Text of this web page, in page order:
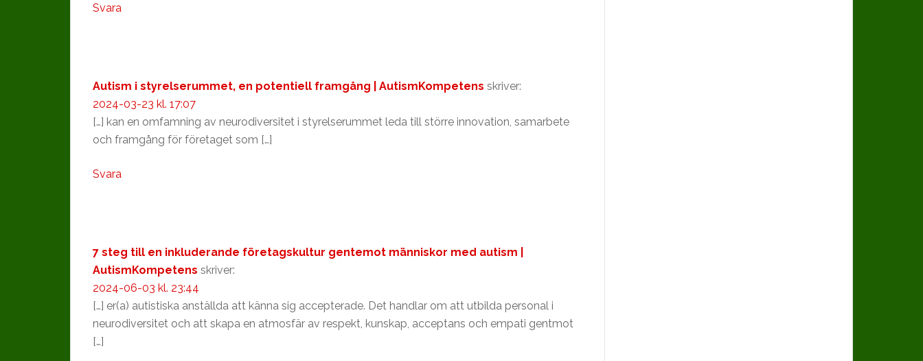
Svara
Autism i styrelserummet, en potentiell framgång | AutismKompetens skriver:
2024-03-23 kl. 17:07
[…] kan en omfamning av neurodiversitet i styrelserummet leda till större innovation, samarbete
och framgång för företaget som […]
Svara
7 steg till en inkluderande företagskultur gentemot människor med autism |
AutismKompetens skriver:
2024-06-03 kl. 23:44
[…] er(a) autistiska anställda att känna sig accepterade. Det handlar om att utbilda personal i
neurodiversitet och att skapa en atmosfär av respekt, kunskap, acceptans och empati gentmot
[…]